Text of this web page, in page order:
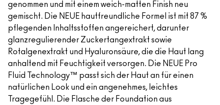
genommen und mit einem weich-matten Finish neu
gemischt. Die NEUE hautfreundliche Formel ist mit 87 %
pflegenden Inhaltsstoffen angereichert, darunter
glanzregulierender Zuckertangextrakt sowie
Rotalgenextrakt und Hyaluronsäure, die die Haut lang
anhaltend mit Feuchtigkeit versorgen. Die NEUE Pro
Fluid Technology™ passt sich der Haut an für einen
natürlichen Look und ein angenehmes, leichtes
Tragegefühl. Die Flasche der Foundation aus